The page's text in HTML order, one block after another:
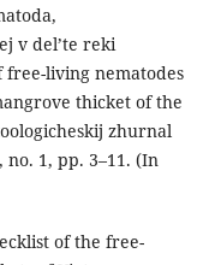
v del’te reki
free-living nematodes
thicket of the
zhurnal
1, pp. 3–11. (In
of the free-